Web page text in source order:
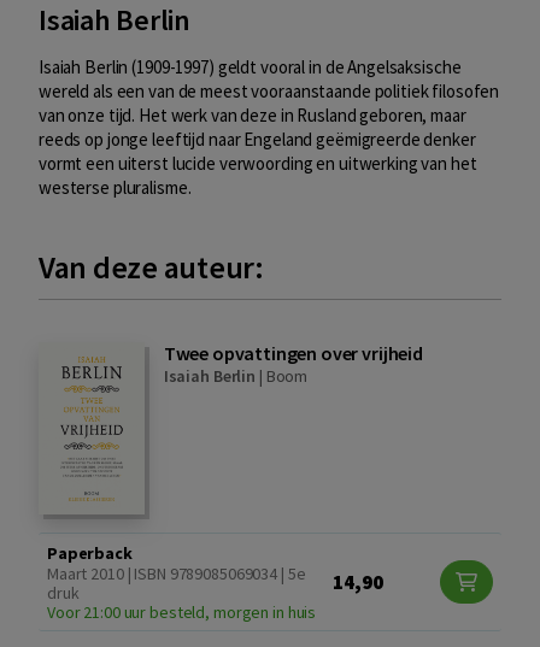
Isaiah Berlin
Isaiah Berlin (1909-1997) geldt vooral in de Angelsaksische
wereld als een van de meest vooraanstaande politiek filosofen
van onze tijd. Het werk van deze in Rusland geboren, maar
reeds op jonge leeftijd naar Engeland geëmigreerde denker
vormt een uiterst lucide verwoording en uitwerking van het
westerse pluralisme.
Van deze auteur:
Twee opvattingen over vrijheid
Isaiah Berlin | Boom
Paperback
Maart 2010 | ISBN 9789085069034 | 5e
druk
Voor 21:00 uur besteld, morgen in huis
14,90